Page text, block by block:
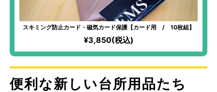
スキミング防止カード・磁気カード保護【カード用 / 10枚組】
¥3,850(税込)
便利な新しい台所用品たち